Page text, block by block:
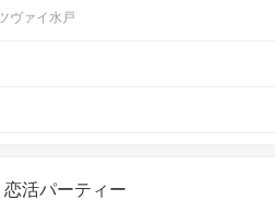
ヴァイ水戸
活パーティー